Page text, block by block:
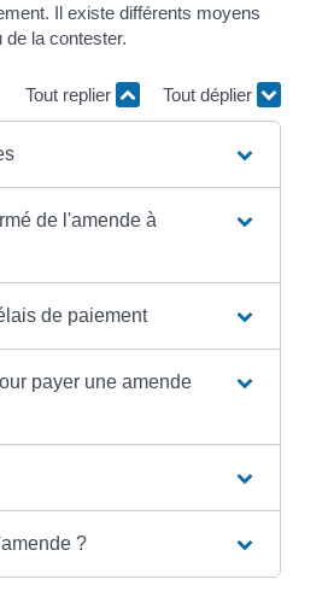
Il existe différents moyens
de la contester.
Tout replier Tout déplier
de l'amende à
de paiement
payer une amende
?